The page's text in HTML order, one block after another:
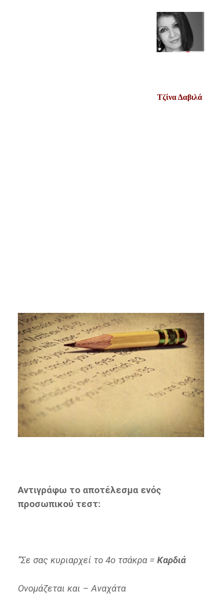
Τζίνα Δαβιλά
Αντιγράφω το αποτέλεσμα ενός
προσωπικού τεστ:
“Σε σας κυριαρχεί το 4ο τσάκρα = Καρδιά
Ονομάζεται και – Αναχάτα